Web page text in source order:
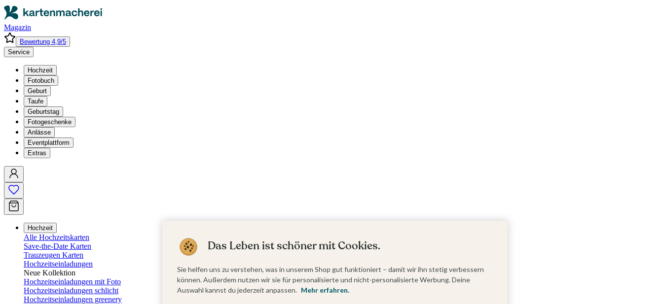
Magazin
Bewertung 4,9/5
Service
Hochzeit
Fotobuch
Geburt
Taufe
Geburtstag
Fotogeschenke
Anlässe
Eventplattform
Extras
Hochzeit
Alle Hochzeitskarten
Save-the-Date Karten
Trauzeugen Karten
Hochzeitseinladungen
Neue Kollektion
Hochzeitseinladungen mit Foto
Hochzeitseinladungen schlicht
Hochzeitseinladungen greenery
Das Leben ist schöner mit Cookies.
Sie helfen uns zu verstehen, was in unserem Shop gut funktioniert – damit wir ihn stetig verbessern
können. Außerdem nutzen wir sie für personalisierte und nicht-personalisierte Werbung. Deine
Auswahl kannst du jederzeit anpassen. Mehr erfahren.